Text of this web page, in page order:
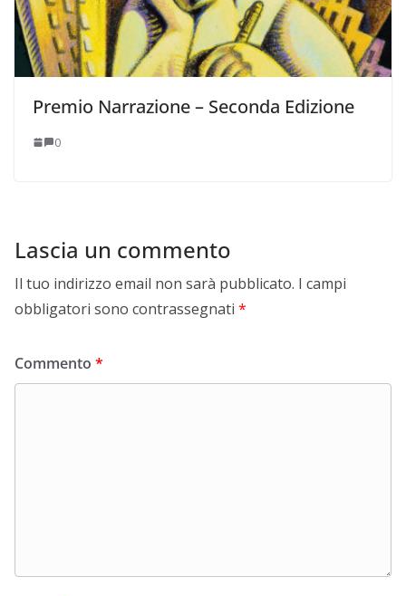
Premio Narrazione – Seconda Edizione
0
Lascia un commento
Il tuo indirizzo email non sarà pubblicato. I campi
obbligatori sono contrassegnati *
Commento *